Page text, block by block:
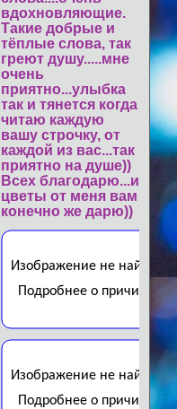
вдохновляющие.
Такие добрые и
тёплые слова, так
греют душу.....мне
очень
приятно...улыбка
так и тянется когда
читаю каждую
вашу строчку, от
каждой из вас...так
приятно на душе))
Всех благодарю...и
цветы от меня вам
конечно же дарю))